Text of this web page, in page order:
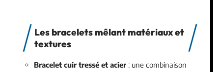
Les bracelets mêlant matériaux et
textures
Bracelet cuir tressé et acier : une combinaison